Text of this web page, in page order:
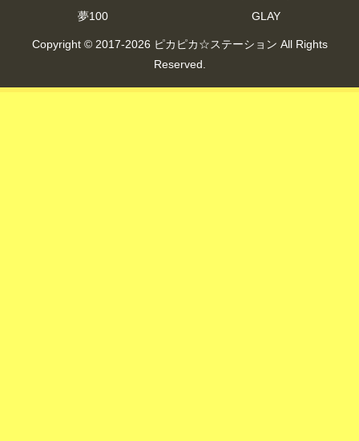
夢100
GLAY
Copyright © 2017-2026 ピカピカ☆ステーション All Rights
Reserved.